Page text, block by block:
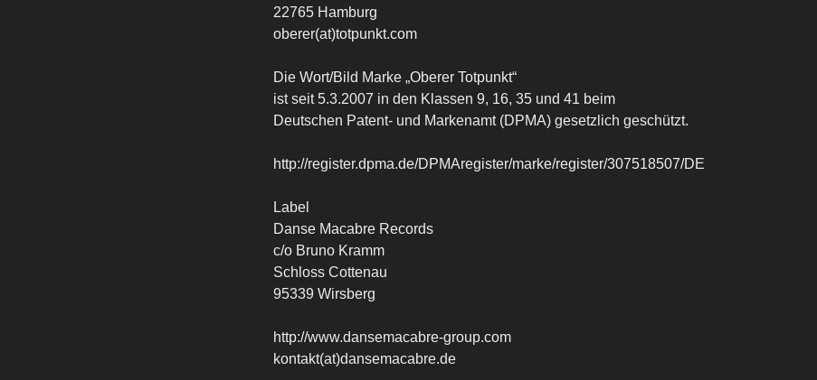
22765 Hamburg
oberer(at)totpunkt.com
Die Wort/Bild Marke „Oberer Totpunkt“
ist seit 5.3.2007 in den Klassen 9, 16, 35 und 41 beim
Deutschen Patent- und Markenamt (DPMA) gesetzlich geschützt.
http://register.dpma.de/DPMAregister/marke/register/307518507/DE
Label
Danse Macabre Records
c/o Bruno Kramm
Schloss Cottenau
95339 Wirsberg
http://www.dansemacabre-group.com
kontakt(at)dansemacabre.de